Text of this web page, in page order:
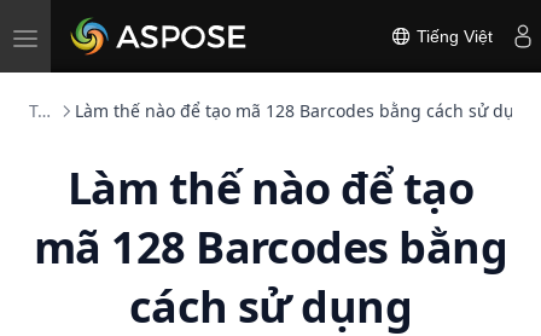
Toggle
navigation
Tiếng Việt
Tác giả Barcode 1D Làm thế nào để tạo mã 128 Barcodes bằng cách sử dụng
Làm thế nào để tạo
mã 128 Barcodes bằng
cách sử dụng